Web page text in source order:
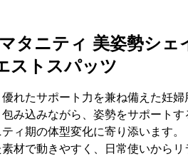
タニティ 美姿勢シェ
ストスパッツ
れたサポート力を兼ね備えた妊婦
み込みながら、姿勢をサポートす
ィ期の体型変化に寄り添います。
材で動きやすく、日常使いからリ